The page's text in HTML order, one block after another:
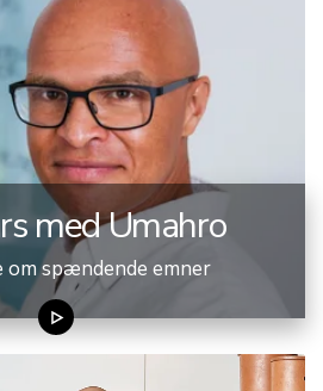
med Umahro
om spændende emner